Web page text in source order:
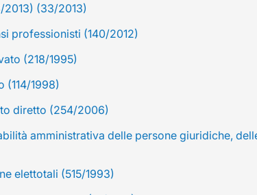
(33/2013)
professionisti (140/2012)
(218/1995)
(114/1998)
diretto (254/2006)
amministrativa delle persone giuridiche,
elettotali (515/1993)